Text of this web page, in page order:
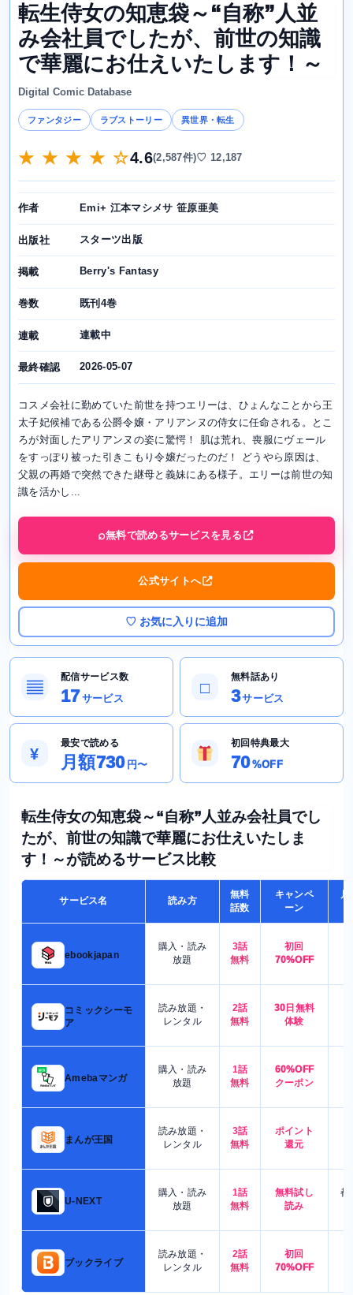
転生侍女の知恵袋～“自称”人並
み会社員でしたが、前世の知識
で華麗にお仕えいたします！～
Digital Comic Database
ファンタジー ラブストーリー 異世界・転生
★ ★ ★ ★ ☆4.6(2,587件)♡ 12,187
作者 Emi+ 江本マシメサ 笹原亜美
出版社 スターツ出版
掲載 Berry's Fantasy
巻数 既刊4巻
連載 連載中
最終確認 2026-05-07
コスメ会社に勤めていた前世を持つエリーは、ひょんなことから王
太子妃候補である公爵令嬢・アリアンヌの侍女に任命される。とこ
ろが対面したアリアンヌの姿に驚愕！ 肌は荒れ、喪服にヴェール
をすっぽり被った引きこもり令嬢だったのだ！ どうやら原因は、
父親の再婚で突然できた継母と義妹にある様子。エリーは前世の知
識を活かし...
無料で読めるサービスを見る
公式サイトへ
♡ お気に入りに追加
▤
配信サービス数
17サービス
□
無料話あり
3サービス
¥
最安で読める
月額730 円〜
初回特典最大
70%OFF
転生侍女の知恵袋～“自称”人並み会社員でし
たが、前世の知識で華麗にお仕えいたしま
す！～が読めるサービス比較
サービス名 読み方
無料
話数
キャンペ
ーン
月
ebookjapan
購入・読み
放題
3話
無料
初回
70%OFF
コミックシーモ
ア
読み放題・
レンタル
2話
無料
30日無料
体験
Amebaマンガ
購入・読み
放題
1話
無料
60%OFF
クーポン
まんが王国
読み放題・
レンタル
3話
無料
ポイント
還元
U-NEXT
購入・読み
放題
1話
無料
無料試し
読み
都
ブックライブ
読み放題・
レンタル
2話
無料
初回
70%OFF